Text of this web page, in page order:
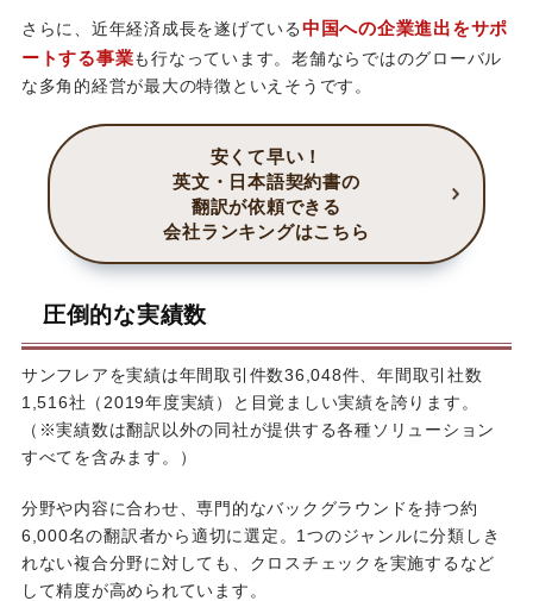
さらに、近年経済成長を遂げている中国への企業進出をサポ
ートする事業も行なっています。老舗ならではのグローバル
な多角的経営が最大の特徴といえそうです。
安くて早い！
英文・日本語契約書の
翻訳が依頼できる
会社ランキングはこちら
圧倒的な実績数
サンフレアを実績は年間取引件数36,048件、年間取引社数
1,516社（2019年度実績）と目覚ましい実績を誇ります。
（※実績数は翻訳以外の同社が提供する各種ソリューション
すべてを含みます。）
分野や内容に合わせ、専門的なバックグラウンドを持つ約
6,000名の翻訳者から適切に選定。1つのジャンルに分類しき
れない複合分野に対しても、クロスチェックを実施するなど
して精度が高められています。